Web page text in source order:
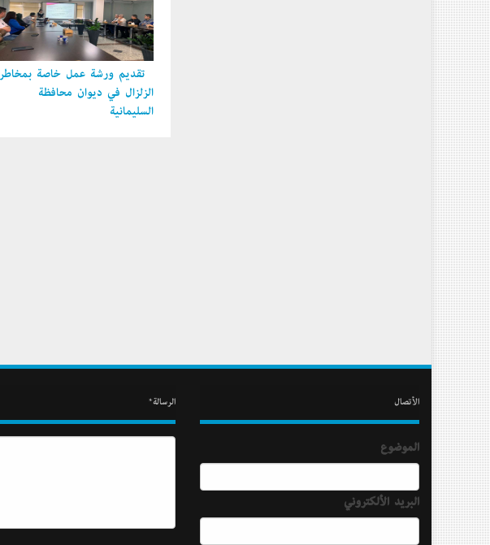
تقديم ورشة عمل خاصة بمخاطر
الزلزال في ديوان محافظة
السليمانية
الرسالة* الأتصال
الموضوع
البريد الألكتروني